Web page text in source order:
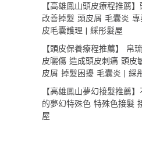
【高雄鳳山頭皮療程推薦
改善掉髮 頭皮屑 毛囊炎
皮毛囊護理 | 綵彤髮屋
【頭皮保養療程推薦】 帛
皮曬傷 造成頭皮刺痛 頭皮
皮屑 掉髮困擾 毛囊炎 | 綵
【高雄鳳山夢幻接髮推薦
的夢幻特殊色 特殊色接髮
屋